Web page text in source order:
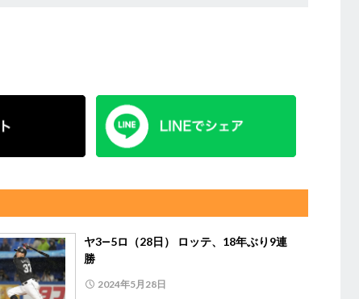
ヤ3―5ロ（28日） ロッテ、18年ぶり9連
勝
2024年5月28日